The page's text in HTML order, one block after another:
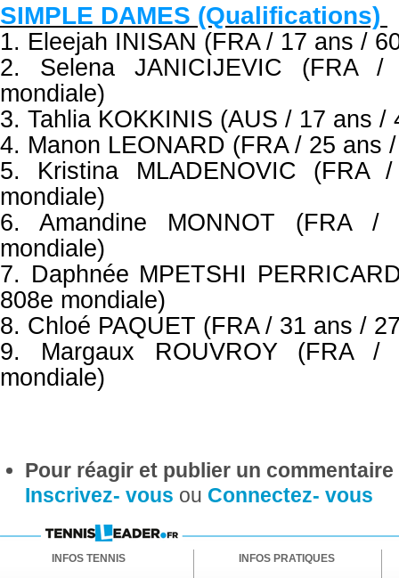
SIMPLE DAMES (Qualifications)
1. Eleejah INISAN (FRA / 17 ans /
2. Selena JANICIJEVIC (FRA
mondiale)
3. Tahlia KOKKINIS (AUS / 17 ans /
4. Manon LEONARD (FRA / 25 ans
5. Kristina MLADENOVIC
mondiale)
6. Amandine MONNOT (FRA
mondiale)
7. Daphnée MPETSHI
808e mondiale)
8. Chloé PAQUET (FRA / 31 ans /
9. Margaux ROUVROY (FRA
mondiale)
Pour réagir et publier un
Inscrivez- vous ou Connectez- vous
INFOS TENNIS INFOS PRATIQUES